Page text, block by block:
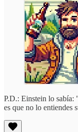
P.D.: Einstein lo sabía:
es que no lo entiendes